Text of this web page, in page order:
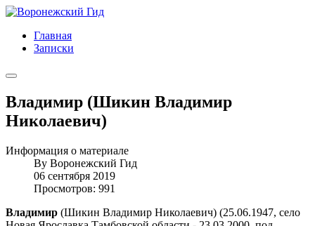
Главная
Записки
Владимир (Шикин Владимир
Николаевич)
Информация о материале
By Воронежский Гид
06 сентября 2019
Просмотров: 991
Владимир (Шикин Владимир Николаевич) (25.06.1947, село